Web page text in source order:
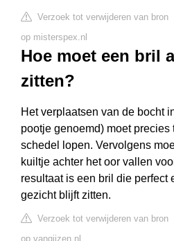
Verzoek tot verwijderen van bron
op misterspex.nl
Hoe moet een bril
zitten?
Het verplaatsen van de bocht
pootje genoemd) moet precies
schedel lopen. Vervolgens
kuiltje achter het oor vallen
resultaat is een bril die perfect
gezicht blijft zitten.
Verzoek tot verwijderen van bron
op vangijzen.nl